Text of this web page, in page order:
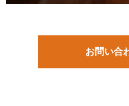
お問い合